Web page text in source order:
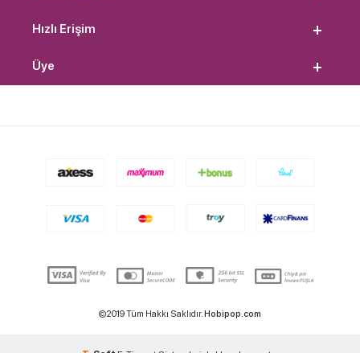
Hızlı Erişim
Üye
©2019 Tüm Hakkı Saklıdır. Hobipop.com